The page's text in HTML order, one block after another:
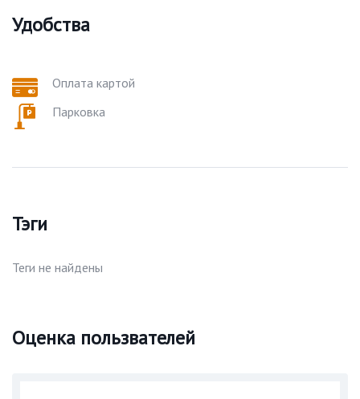
Удобства
Оплата картой
Парковка
Тэги
Теги не найдены
Оценка пользвателей